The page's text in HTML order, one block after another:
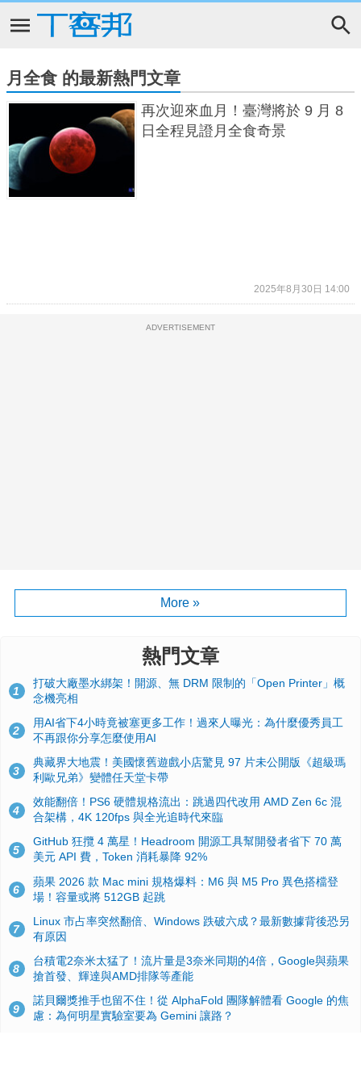
月全食 的最新熱門文章
再次迎來血月！臺灣將於 9 月 8
日全程見證月全食奇景
2025年8月30日 14:00
ADVERTISEMENT
More »
熱門文章
1
打破大廠墨水綁架！開源、無 DRM 限制的「Open Printer」概
念機亮相
2
用AI省下4小時竟被塞更多工作！過來人曝光：為什麼優秀員工
不再跟你分享怎麼使用AI
3
典藏界大地震！美國懷舊遊戲小店驚見 97 片未公開版《超級瑪
利歐兄弟》變體任天堂卡帶
4
效能翻倍！PS6 硬體規格流出：跳過四代改用 AMD Zen 6c 混
合架構，4K 120fps 與全光追時代來臨
5
GitHub 狂攬 4 萬星！Headroom 開源工具幫開發者省下 70 萬
美元 API 費，Token 消耗暴降 92%
6
蘋果 2026 款 Mac mini 規格爆料：M6 與 M5 Pro 異色搭檔登
場！容量或將 512GB 起跳
7
Linux 市占率突然翻倍、Windows 跌破六成？最新數據背後恐另
有原因
8
台積電2奈米太猛了！流片量是3奈米同期的4倍，Google與蘋果
搶首發、輝達與AMD排隊等產能
9
諾貝爾獎推手也留不住！從 AlphaFold 團隊解體看 Google 的焦
慮：為何明星實驗室要為 Gemini 讓路？